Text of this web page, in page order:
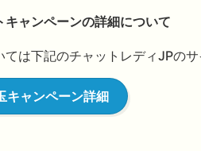
キャンペーンの詳細について
ては下記のチャットレディJPのサ
キャンペーン詳細